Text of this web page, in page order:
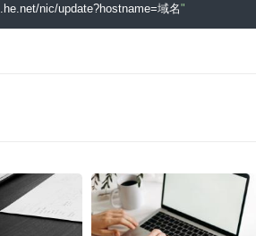
. he.net/nic/update?hostname=域名"